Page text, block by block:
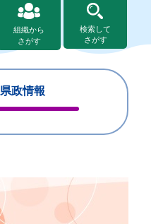
組織から
さがす
検索して
さがす
県政情報